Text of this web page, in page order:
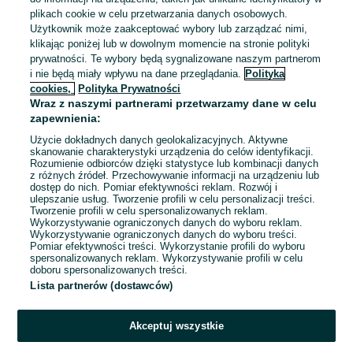
Piłki do tenisa ziemnego
Dunlop Firt Clay Court 4szt.
49,99 zł
55,99 zł z Pakietem
Ochronnym
Radomsko
Dzisiaj o 07:04
1 2 3 ... 62
plikach cookie w celu przetwarzania danych osobowych.
Użytkownik może zaakceptować wybory lub zarządzać nimi,
klikając poniżej lub w dowolnym momencie na stronie polityki
prywatności. Te wybory będą sygnalizowane naszym partnerom
i nie będą miały wpływu na dane przeglądania. Polityka
cookies,
Polityka Prywatności
Wraz z naszymi partnerami przetwarzamy dane w celu
zapewnienia:
Użycie dokładnych danych geolokalizacyjnych. Aktywne
skanowanie charakterystyki urządzenia do celów identyfikacji.
Rozumienie odbiorców dzięki statystyce lub kombinacji danych
z różnych źródeł. Przechowywanie informacji na urządzeniu lub
dostęp do nich. Pomiar efektywności reklam. Rozwój i
ulepszanie usług. Tworzenie profili w celu personalizacji treści.
Tworzenie profili w celu spersonalizowanych reklam.
Wykorzystywanie ograniczonych danych do wyboru reklam.
Wykorzystywanie ograniczonych danych do wyboru treści.
Pomiar efektywności treści. Wykorzystanie profili do wyboru
spersonalizowanych reklam. Wykorzystywanie profili w celu
doboru spersonalizowanych treści.
Lista partnerów (dostawców)
Akceptuj wszystkie